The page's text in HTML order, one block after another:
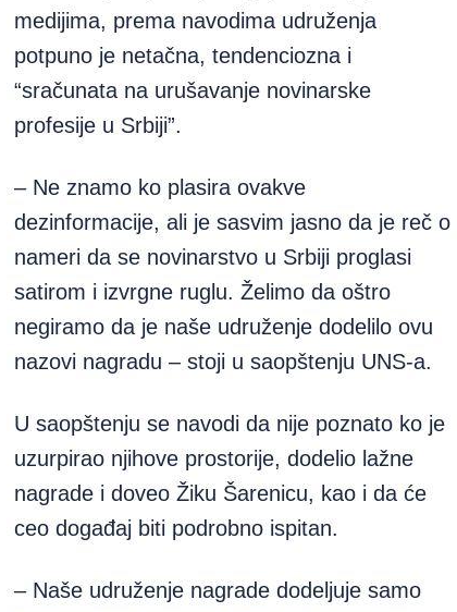
medijima, prema navodima udruženja
potpuno je netačna, tendenciozna i
“sračunata na urušavanje novinarske
profesije u Srbiji”.
– Ne znamo ko plasira ovakve
dezinformacije, ali je sasvim jasno da je reč o
nameri da se novinarstvo u Srbiji proglasi
satirom i izvrgne ruglu. Želimo da oštro
negiramo da je naše udruženje dodelilo ovu
nazovi nagradu – stoji u saopštenju UNS-a.
U saopštenju se navodi da nije poznato ko je
uzurpirao njihove prostorije, dodelio lažne
nagrade i doveo Žiku Šarenicu, kao i da će
ceo događaj biti podrobno ispitan.
– Naše udruženje nagrade dodeljuje samo